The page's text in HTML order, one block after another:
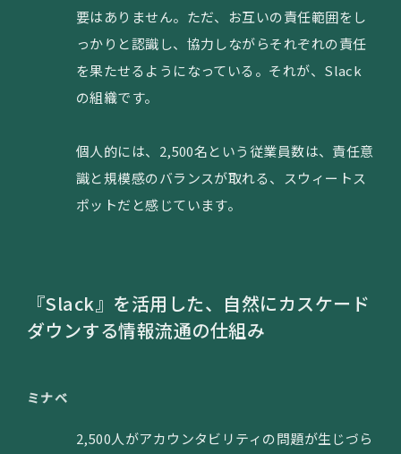
要はありません。ただ、お互いの責任範囲をし
っかりと認識し、協力しながらそれぞれの責任
を果たせるようになっている。それが、Slack
の組織です。
個人的には、2,500名という従業員数は、責任意
識と規模感のバランスが取れる、スウィートス
ポットだと感じています。
『Slack』を活用した、自然にカスケード
ダウンする情報流通の仕組み
ミナベ
2,500人がアカウンタビリティの問題が生じづら